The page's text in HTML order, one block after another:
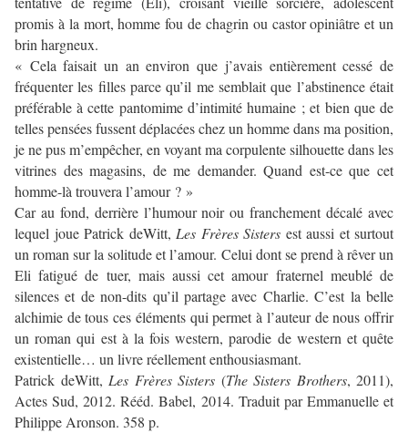
promis à la mort, homme fou de chagrin ou castor opiniâtre et un
brin hargneux.
« Cela faisait un an environ que j’avais entièrement cessé de
fréquenter les filles parce qu’il me semblait que l’abstinence était
préférable à cette pantomime d’intimité humaine ; et bien que de
telles pensées fussent déplacées chez un homme dans ma position,
je ne pus m’empêcher, en voyant ma corpulente silhouette dans les
vitrines des magasins, de me demander. Quand est-ce que cet
homme-là trouvera l’amour ? »
Car au fond, derrière l’humour noir ou franchement décalé avec
lequel joue Patrick deWitt, Les Frères Sisters est aussi et surtout
un roman sur la solitude et l’amour. Celui dont se prend à rêver un
Eli fatigué de tuer, mais aussi cet amour fraternel meublé de
silences et de non-dits qu’il partage avec Charlie. C’est la belle
alchimie de tous ces éléments qui permet à l’auteur de nous offrir
un roman qui est à la fois western, parodie de western et quête
existentielle… un livre réellement enthousiasmant.
Patrick deWitt, Les Frères Sisters (The Sisters Brothers, 2011),
Actes Sud, 2012. Rééd. Babel, 2014. Traduit par Emmanuelle et
Philippe Aronson. 358 p.